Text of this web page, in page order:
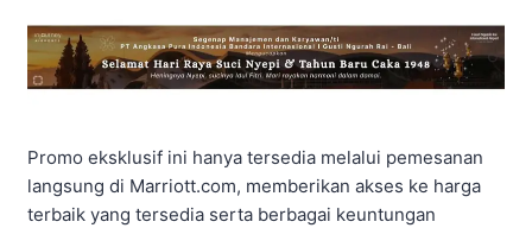
Promo eksklusif ini hanya tersedia melalui pemesanan
langsung di Marriott.com, memberikan akses ke harga
terbaik yang tersedia serta berbagai keuntungan